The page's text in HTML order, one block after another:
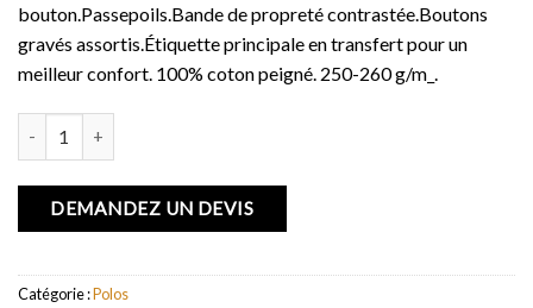
bouton.Passepoils.Bande de propreté contrastée.Boutons
gravés assortis.Étiquette principale en transfert pour un
meilleur confort. 100% coton peigné. 250-260 g/m_.
DEMANDEZ UN DEVIS
Catégorie :Polos